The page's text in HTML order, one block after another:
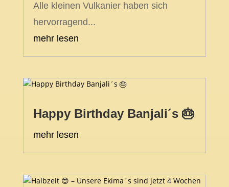
Alle kleinen Vulkanier haben sich
hervorragend...
mehr lesen
Happy Birthday Banjali´s 🎂
mehr lesen